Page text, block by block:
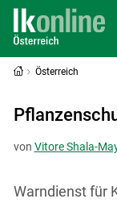
Österreich
von Vitore Shala-
Warndienst für